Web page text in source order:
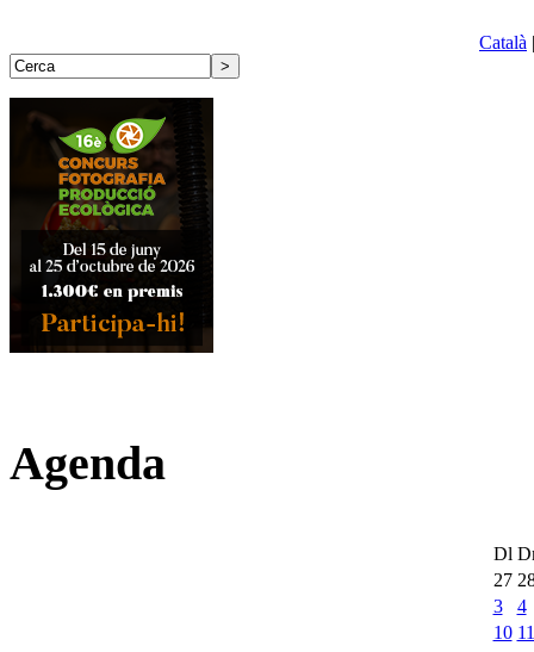
Català
Agenda
Dl
27
3
4
10 11